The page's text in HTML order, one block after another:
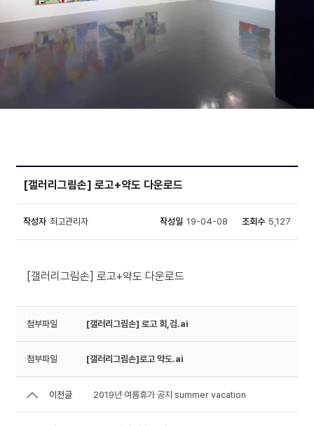
[갤러리그림손] 로고+약도 다운로드
작성자 최고관리자 작성일 19-04-08 조회수 5,127
[갤러리그림손] 로고+약도 다운로드
첨부파일 [갤러리그림손] 로고 회,검.ai
첨부파일 [갤러리그림손]로고 약도.ai
이전글 2019년 여름휴가 공지 summer vacation